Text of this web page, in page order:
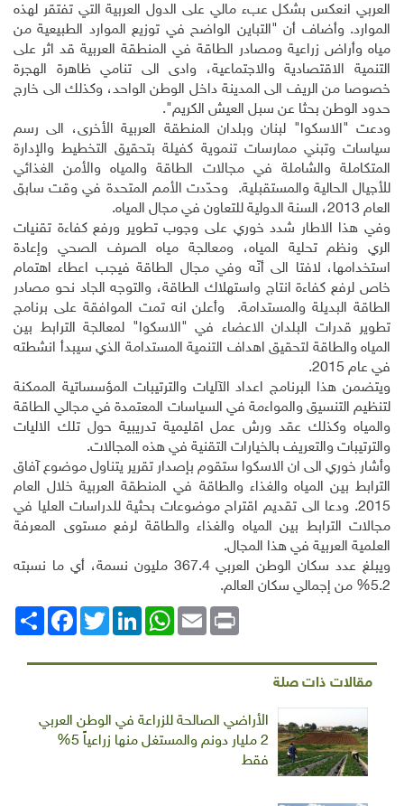
العربي انعكس بشكل عبء مالي على الدول العربية التي تفتقر لهذه
الموارد. وأضاف أن "التباين الواضح في توزيع الموارد الطبيعية من
مياه وأراض زراعية ومصادر الطاقة في المنطقة العربية قد اثر على
التنمية الاقتصادية والاجتماعية، وادى الى تنامي ظاهرة الهجرة
خصوصا من الريف الى المدينة داخل الوطن الواحد، وكذلك الى خارج
حدود الوطن بحثا عن سبل العيش الكريم".
ودعت "الاسكوا" لبنان وبلدان المنطقة العربية الأخرى، الى رسم
سياسات وتبني ممارسات تنموية كفيلة بتحقيق التخطيط والإدارة
المتكاملة والشاملة في مجالات الطاقة والمياه والأمن الغذائي
للأجيال الحالية والمستقبلية. وحدّدت الأمم المتحدة في وقت سابق
العام 2013، السنة الدولية للتعاون في مجال المياه.
وفي هذا الاطار شدد خوري على وجوب تطوير ورفع كفاءة تقنيات
الري ونظم تحلية المياه، ومعالجة مياه الصرف الصحي وإعادة
استخدامها، لافتا الى أنّه وفي مجال الطاقة فيجب اعطاء اهتمام
خاص لرفع كفاءة انتاج واستهلاك الطاقة، والتوجه الجاد نحو مصادر
الطاقة البديلة والمستدامة. وأعلن انه تمت الموافقة على برنامج
تطوير قدرات البلدان الاعضاء في "الاسكوا" لمعالجة الترابط بين
المياه والطاقة لتحقيق اهداف التنمية المستدامة الذي سيبدأ انشطته
في عام 2015.
ويتضمن هذا البرنامج اعداد الآليات والترتيبات المؤسساتية الممكنة
لتنظيم التنسيق والمواءمة في السياسات المعتمدة في مجالي الطاقة
والمياه وكذلك عقد ورش عمل اقليمية تدريبية حول تلك الاليات
والترتيبات والتعريف بالخيارات التقنية في هذه المجالات.
وأشار خوري الى ان الاسكوا ستقوم بإصدار تقرير يتناول موضوع آفاق
الترابط بين المياه والغذاء والطاقة في المنطقة العربية خلال العام
2015. ودعا الى تقديم اقتراح موضوعات بحثية للدراسات العليا في
مجالات الترابط بين المياه والغذاء والطاقة لرفع مستوى المعرفة
العلمية العربية في هذا المجال.
ويبلغ عدد سكان الوطن العربي 367.4 مليون نسمة، أي ما نسبته
5.2
% من إجمالي سكان العالم.
انشر
FacebookTwitterLinkedIn
WhatsAppEmail Print
مقالات ذات صلة
الأراضي الصالحة للزراعة في الوطن العربي
2 مليار دونم والمستغل منها زراعياً 5%
فقط